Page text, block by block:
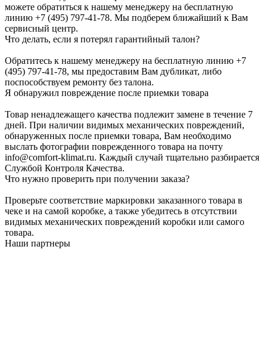
можете обратиться к нашему менеджеру на бесплатную
линию +7 (495) 797-41-78. Мы подберем ближайший к Вам
сервисный центр.
Что делать, если я потерял гарантийный талон?
Обратитесь к нашему менеджеру на бесплатную линию +7
(495) 797-41-78, мы предоставим Вам дубликат, либо
поспособствуем ремонту без талона.
Я обнаружил повреждение после приемки товара
Товар ненадлежащего качества подлежит замене в течение 7
дней. При наличии видимых механических повреждений,
обнаруженных после приемки товара, Вам необходимо
выслать фотографии поврежденного товара на почту
info@comfort-klimat.ru. Каждый случай тщательно разбирается
Службой Контроля Качества.
Что нужно проверить при получении заказа?
Проверьте соответствие маркировки заказанного товара в
чеке и на самой коробке, а также убедитесь в отсутствии
видимых механических повреждений коробки или самого
товара.
Наши партнеры